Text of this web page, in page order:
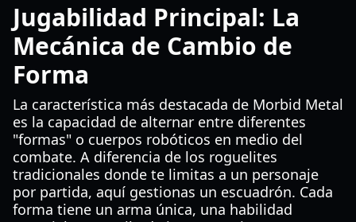
Jugabilidad Principal: La
Mecánica de Cambio de
Forma
La característica más destacada de Morbid Metal
es la capacidad de alternar entre diferentes
"formas" o cuerpos robóticos en medio del
combate. A diferencia de los roguelites
tradicionales donde te limitas a un personaje
por partida, aquí gestionas un escuadrón. Cada
forma tiene un arma única, una habilidad